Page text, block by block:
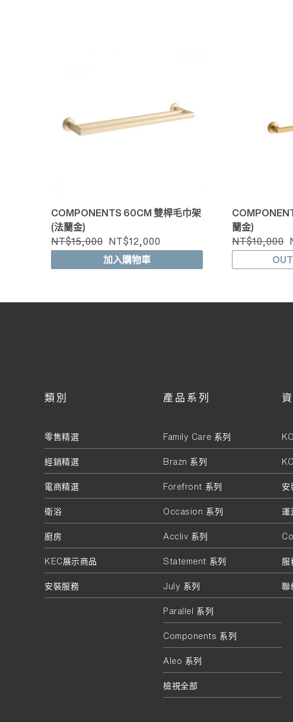
快速檢視
COMPONENTS 60CM 雙桿毛巾架
(法蘭金)
NT$15,000 NT$12,000
加入購物車
蘭金)
NT$10,000
類別
零售精選
經銷精選
電商精選
衛浴
廚房
KEC展示商品
安裝服務
產品系列
Family Care 系列
Brazn 系列
Forefront 系列
Occasion 系列
Accliv 系列
Statement 系列
July 系列
Parallel 系列
Components 系列
Aleo 系列
檢視全部
安
服
聯